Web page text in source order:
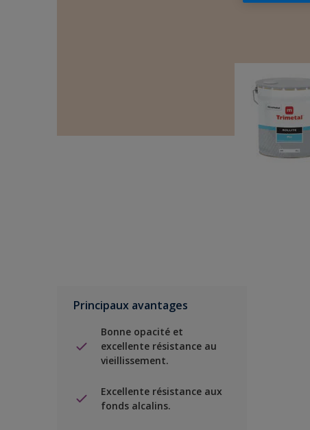
Principaux avantages
Bonne opacité et
excellente résistance au
vieillissement.
Excellente résistance aux
fonds alcalins.